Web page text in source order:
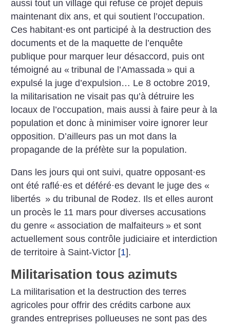
aussi tout un village qui refuse ce projet depuis
maintenant dix ans, et qui soutient l’occupation.
Ces habitant·es ont participé à la destruction des
documents et de la maquette de l’enquête
publique pour marquer leur désaccord, puis ont
témoigné au « tribunal de l’Amassada » qui a
expulsé la juge d’expulsion… Le 8 octobre 2019,
la militarisation ne visait pas qu’à détruire les
locaux de l’occupation, mais aussi à faire peur à la
population et donc à minimiser voire ignorer leur
opposition. D’ailleurs pas un mot dans la
propagande de la préfète sur la population.
Dans les jours qui ont suivi, quatre opposant·es
ont été raflé·es et déféré·es devant le juge des «
libertés » du tribunal de Rodez. Ils et elles auront
un procès le 11 mars pour diverses accusations
du genre « association de malfaiteurs » et sont
actuellement sous contrôle judiciaire et interdiction
de territoire à Saint-Victor [1].
Militarisation tous azimuts
La militarisation et la destruction des terres
agricoles pour offrir des crédits carbone aux
grandes entreprises pollueuses ne sont pas des